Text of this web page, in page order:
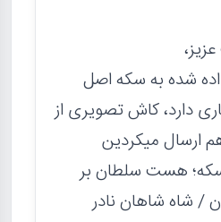
شده به سکه اصل
دارد، کاش تصویری از
میکردین
هست سلطان بر
/ شاه شاهان نادر